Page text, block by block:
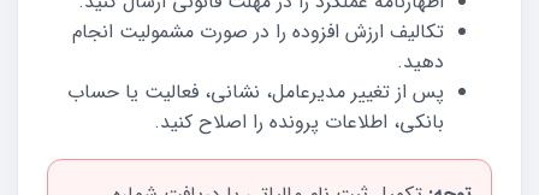
تکالیف ارزش افزوده را در صورت مشمولیت انجام
دهید.
پس از تغییر مدیرعامل، نشانی، فعالیت یا حساب
بانکی، اطلاعات پرونده را اصلاح کنید.